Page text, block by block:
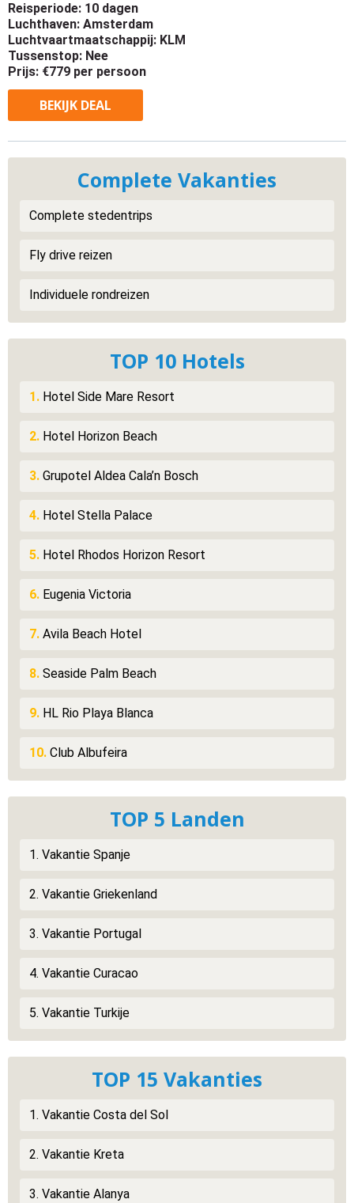
Reisperiode: 10 dagen
Luchthaven: Amsterdam
Luchtvaartmaatschappij: KLM
Tussenstop: Nee
Prijs: €779 per persoon
BEKIJK DEAL
Complete Vakanties
Complete stedentrips
Fly drive reizen
Individuele rondreizen
TOP 10 Hotels
1. Hotel Side Mare Resort
2. Hotel Horizon Beach
3. Grupotel Aldea Cala’n Bosch
4. Hotel Stella Palace
5. Hotel Rhodos Horizon Resort
6. Eugenia Victoria
7. Avila Beach Hotel
8. Seaside Palm Beach
9. HL Rio Playa Blanca
10. Club Albufeira
TOP 5 Landen
1. Vakantie Spanje
2. Vakantie Griekenland
3. Vakantie Portugal
4. Vakantie Curacao
5. Vakantie Turkije
TOP 15 Vakanties
1. Vakantie Costa del Sol
2. Vakantie Kreta
3. Vakantie Alanya